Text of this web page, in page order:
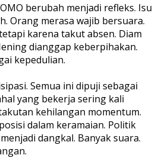
berubah menjadi refleks. Isu
Orang merasa wajib bersuara.
karena takut absen. Diam
dianggap keberpihakan.
kepedulian.
Semua ini dipuji sebagai
yang bekerja sering kali
kehilangan momentum.
dalam keramaian. Politik
dangkal. Banyak suara.